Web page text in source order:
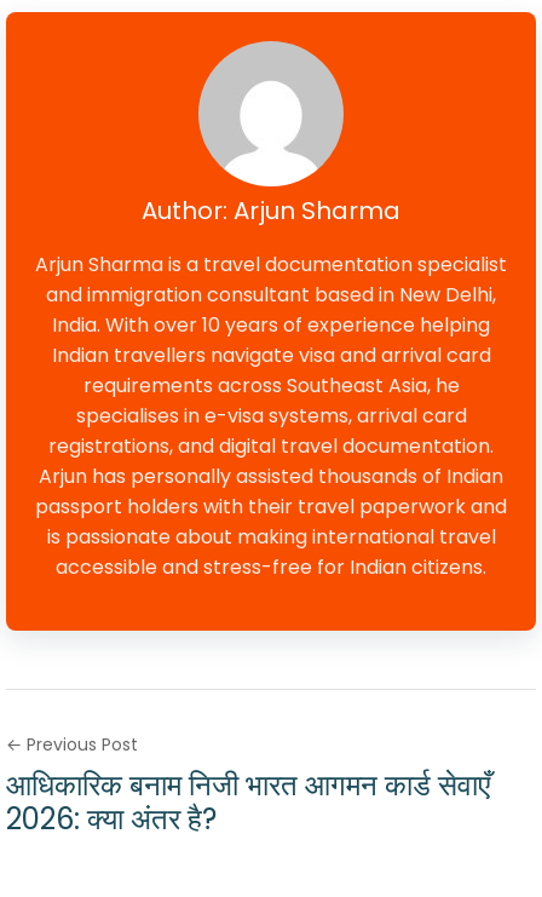
Author: Arjun Sharma
Arjun Sharma is a travel documentation specialist
and immigration consultant based in New Delhi,
India. With over 10 years of experience helping
Indian travellers navigate visa and arrival card
requirements across Southeast Asia, he
specialises in e-visa systems, arrival card
registrations, and digital travel documentation.
Arjun has personally assisted thousands of Indian
passport holders with their travel paperwork and
is passionate about making international travel
accessible and stress-free for Indian citizens.
← Previous Post
आधिकारिक बनाम निजी भारत आगमन कार्ड सेवाएँ
2026: क्या अंतर है?